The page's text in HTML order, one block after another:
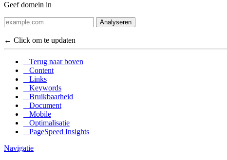
Geef domein in
Analyseren
← Click om te updaten
Terug naar boven
Content
Links
Keywords
Bruikbaarheid
Document
Mobile
Optimalisatie
PageSpeed Insights
Navigatie